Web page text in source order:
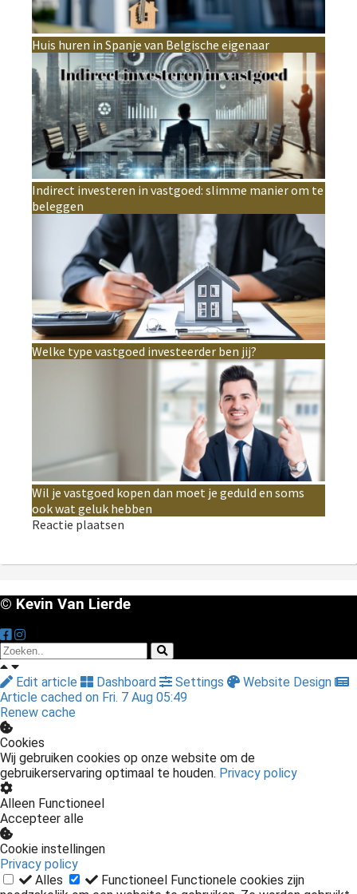
Huis huren in Spanje van Belgische eigenaar
Indirect investeren in vastgoed: slimme manier om te
beleggen
Welke type vastgoed investeerder ben jij?
Wil je vastgoed kopen dan moet je geduld en soms
ook wat geluk hebben
Reactie plaatsen
© Kevin Van Lierde
Edit article Dashboard Settings
Website Design
Article cached on Fri. 7 Aug 05:49
Renew cache
Cookies
Wij gebruiken cookies op onze website om de
gebruikerservaring optimaal te houden. Privacy policy
Alleen Functioneel
Accepteer alle
Cookie instellingen
Privacy policy
Alles
Functioneel Functionele cookies zijn